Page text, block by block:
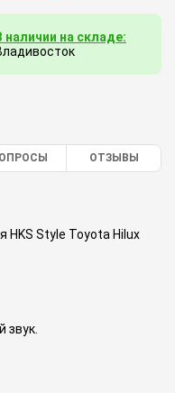
наличии на складе:
ОТЗЫВЫ
HKS Style Toyota Hilux
звук.